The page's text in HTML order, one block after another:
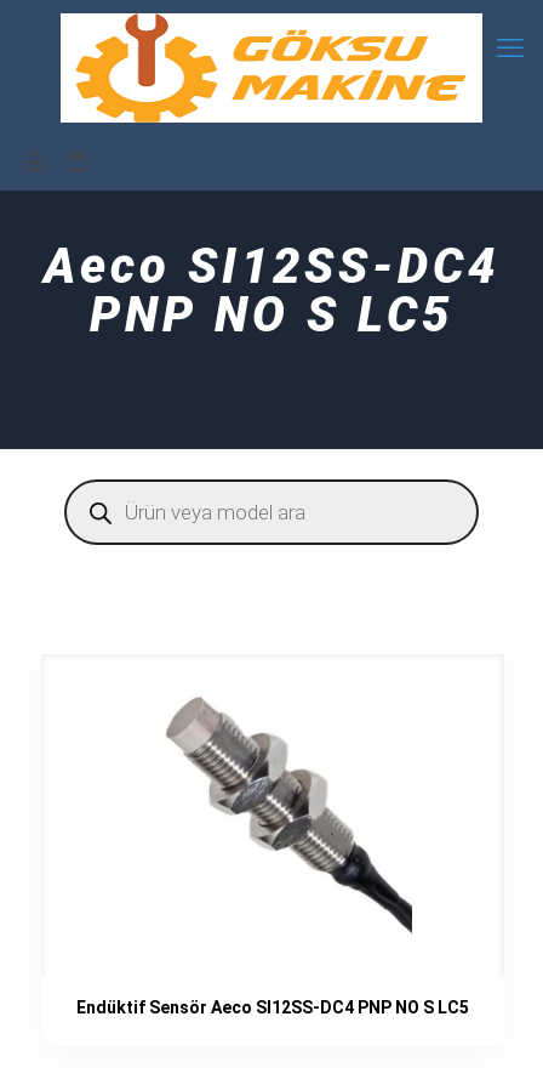
Aeco SI12SS-DC4
PNP NO S LC5
Products
search
Endüktif Sensör Aeco SI12SS-DC4 PNP NO S LC5